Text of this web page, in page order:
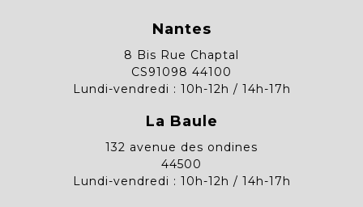
Nantes
8 Bis Rue Chaptal
CS91098 44100
Lundi-vendredi : 10h-12h / 14h-17h
La Baule
132 avenue des ondines
44500
Lundi-vendredi : 10h-12h / 14h-17h